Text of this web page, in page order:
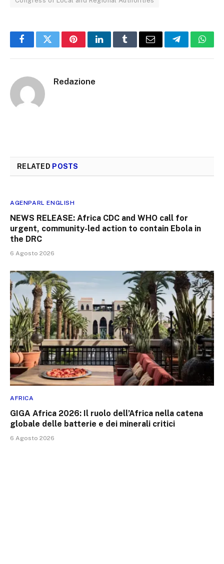
FacebookTwitterPinterestLinkedInTumblrEmail Telegram
Redazione
RELATED POSTS
AGENPARL ENGLISH
NEWS RELEASE: Africa CDC and WHO call for
urgent, community-led action to contain Ebola in
the DRC
6 Agosto 2026
AFRICA
GIGA Africa 2026: Il ruolo dell’Africa nella catena
globale delle batterie e dei minerali critici
6 Agosto 2026